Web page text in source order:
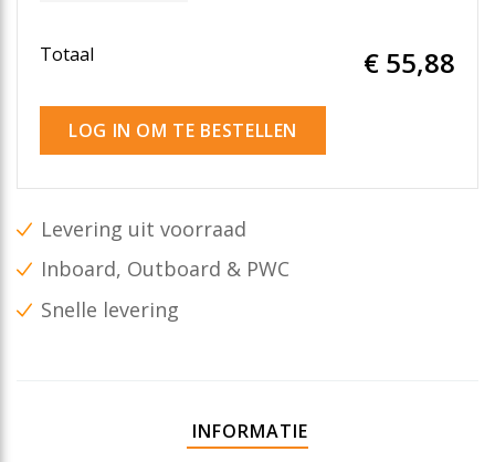
Totaal € 55,88
LOG IN OM TE BESTELLEN
Levering uit voorraad
Inboard, Outboard & PWC
Snelle levering
INFORMATIE